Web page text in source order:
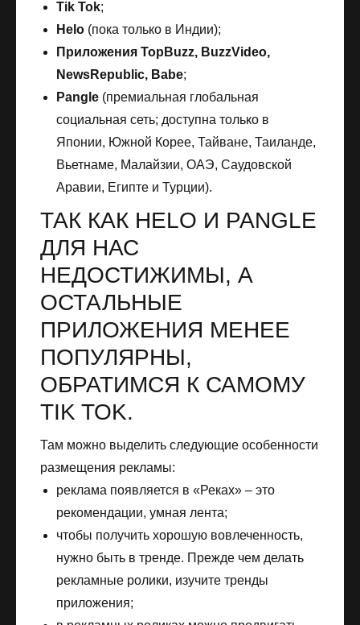
Tik Tok;
Helo (пока только в Индии);
Приложения TopBuzz, BuzzVideo,
NewsRepublic, Babe;
Pangle (премиальная глобальная
социальная сеть; доступна только в
Японии, Южной Корее, Тайване, Таиланде,
Вьетнаме, Малайзии, ОАЭ, Саудовской
Аравии, Египте и Турции).
ТАК КАК HELO И PANGLE
ДЛЯ НАС
НЕДОСТИЖИМЫ, А
ОСТАЛЬНЫЕ
ПРИЛОЖЕНИЯ МЕНЕЕ
ПОПУЛЯРНЫ,
ОБРАТИМСЯ К САМОМУ
TIK TOK.
Там можно выделить следующие особенности
размещения рекламы:
реклама появляется в «Реках» – это
рекомендации, умная лента;
чтобы получить хорошую вовлеченность,
нужно быть в тренде. Прежде чем делать
рекламные ролики, изучите тренды
приложения;